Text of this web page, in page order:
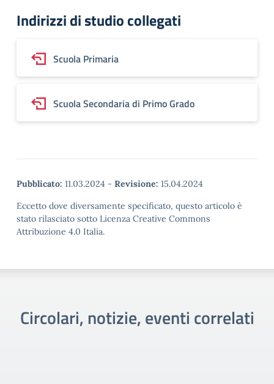
Indirizzi di studio collegati
Scuola Primaria
Scuola Secondaria di Primo Grado
Pubblicato: 11.03.2024 - Revisione: 15.04.2024
Eccetto dove diversamente specificato, questo articolo è
stato rilasciato sotto Licenza Creative Commons
Attribuzione 4.0 Italia.
Circolari, notizie, eventi correlati